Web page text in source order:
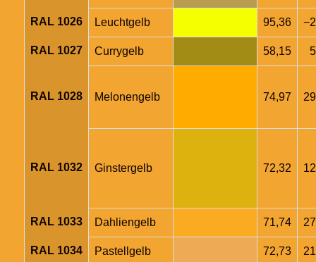
RAL 1026 Leuchtgelb 95,36
RAL 1027 Currygelb 58,15
RAL 1028 Melonengelb 74,97
RAL 1032 Ginstergelb 72,32
RAL 1033 Dahliengelb 71,74
RAL 1034 Pastellgelb 72,73